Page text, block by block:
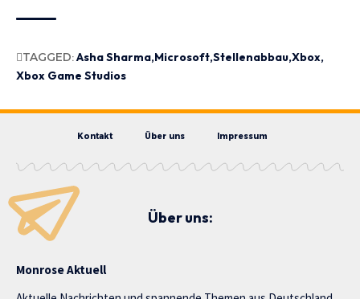
TAGGED:Asha Sharma Microsoft Stellenabbau Xbox
Xbox Game Studios
Kontakt Über uns Impressum
Über uns:
Monrose Aktuell